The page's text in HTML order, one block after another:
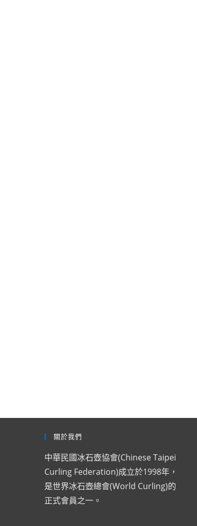
關於我們
中華民國冰石壺協會(Chinese Taipei
Curling Federation)成立於1998年，
是世界冰石壺總會(World Curling)的
正式會員之一。